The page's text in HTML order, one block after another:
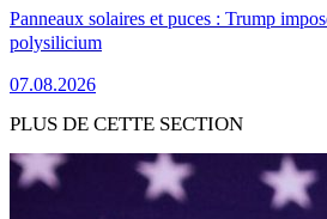
Panneaux solaires et puces : Trump
polysilicium
07.08.2026
PLUS DE CETTE SECTION